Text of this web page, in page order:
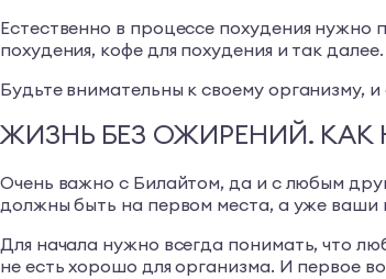
Естественно в процессе похудения нужно
похудения, кофе для похудения и так далее.
Будьте внимательны к своему организму,
ЖИЗНЬ БЕЗ ОЖИРЕНИЙ.
Очень важно с Билайтом, да и с любым
должны быть на первом места, а уже ваши
Для начала нужно всегда понимать, что
не есть хорошо для организма. И первое